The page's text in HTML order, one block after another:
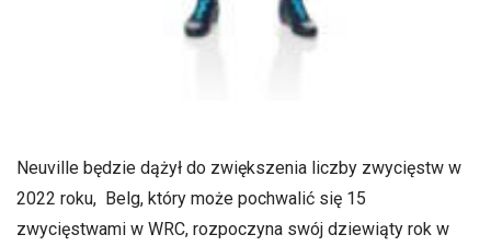
Neuville będzie dążył do zwiększenia liczby zwycięstw w
2022 roku, Belg, który może pochwalić się 15
zwycięstwami w WRC, rozpoczyna swój dziewiąty rok w